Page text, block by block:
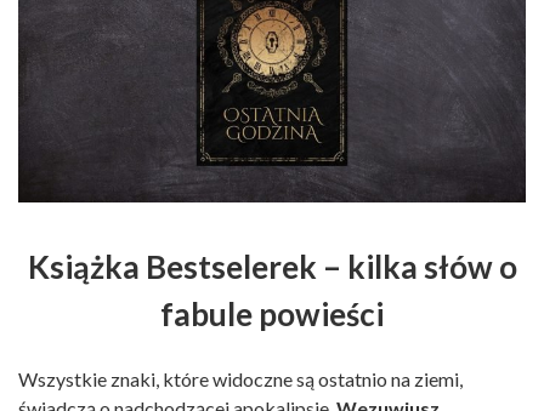
Książka Bestselerek – kilka słów o
fabule powieści
Wszystkie znaki, które widoczne są ostatnio na ziemi,